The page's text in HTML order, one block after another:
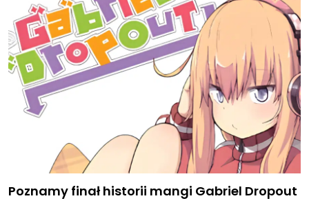
Poznamy finał historii mangi Gabriel Dropout